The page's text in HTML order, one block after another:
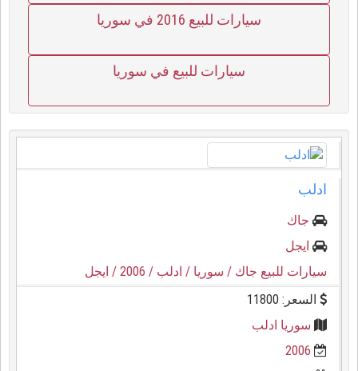
سيارات للبيع 2016 في سوريا
سيارات للبيع في سوريا
ادلب
جاك
ايجل
سيارات للبيع جاك / سوريا / ادلب / 2006
/ ايجل
السعر: 11800
سوريا ادلب
2006